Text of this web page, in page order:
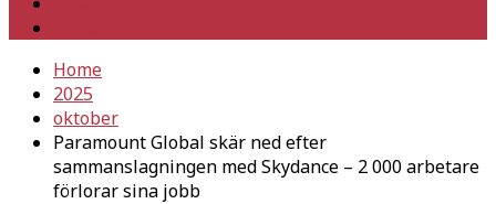
Home
2025
oktober
Paramount Global skär ned efter
sammanslagningen med Skydance – 2 000 arbetare
förlorar sina jobb